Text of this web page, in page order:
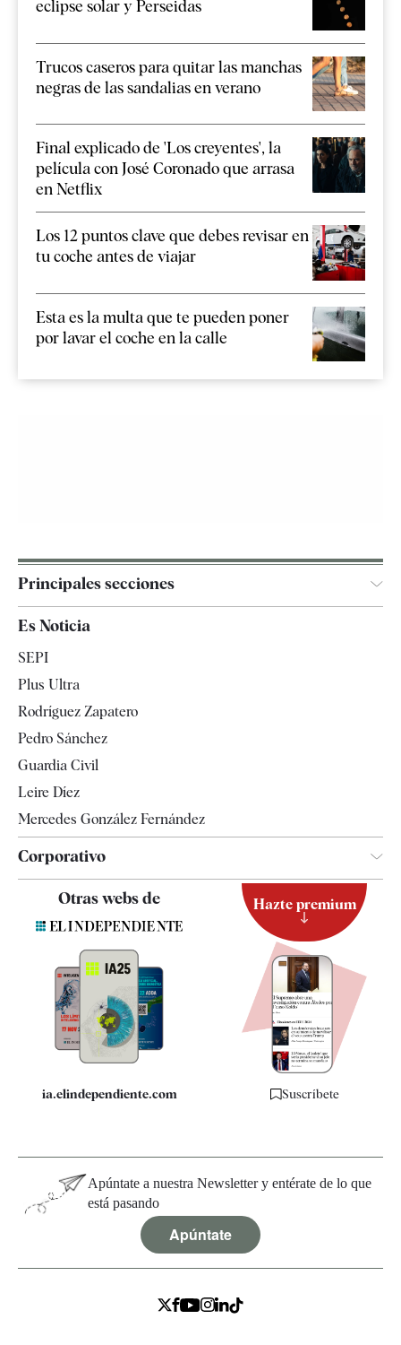
eclipse solar y Perseidas
Trucos caseros para quitar las manchas
negras de las sandalias en verano
Final explicado de 'Los creyentes', la
película con José Coronado que arrasa
en Netflix
Los 12 puntos clave que debes revisar en
tu coche antes de viajar
Esta es la multa que te pueden poner
por lavar el coche en la calle
Principales secciones
España
Televisión
Es Noticia
SEPI
Plus Ultra
Rodríguez Zapatero
Pedro Sánchez
Guardia Civil
Leire Díez
Mercedes González Fernández
Corporativo
Contacto
Quiénes somos
Especificaciones
Otras webs de
ia.elindependiente.com
Hazte premium
Suscríbete
Apúntate a nuestra Newsletter y entérate de lo que
está pasando
Apúntate